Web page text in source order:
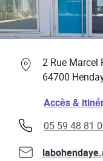
Professionnels de
2 Rue Marcel
64700
Link Opens in
Accès &
phone
05 59 48 81